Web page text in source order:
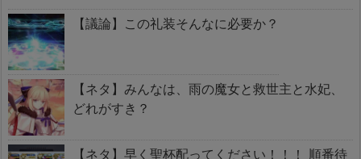
【議論】この礼装そんなに必要か？
【ネタ】みんなは、雨の魔女と救世主と水妃、
どれがすき？
【ネタ】早く聖杯配ってください！！！ 順番待